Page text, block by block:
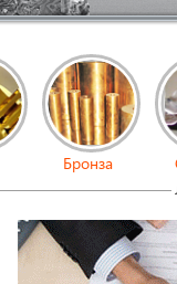
Бронза